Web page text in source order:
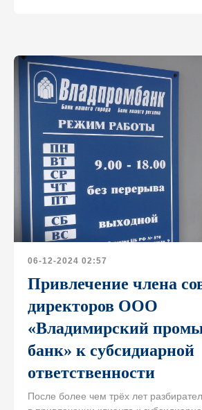
06-12-2024 02:57
Привлечение члена
директоров ООО
«Владимирский
банк» к субсидиарной
ответственности
После более чем трёх лет